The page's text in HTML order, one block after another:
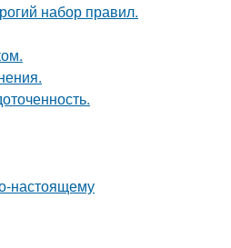
набор правил.
настоящему